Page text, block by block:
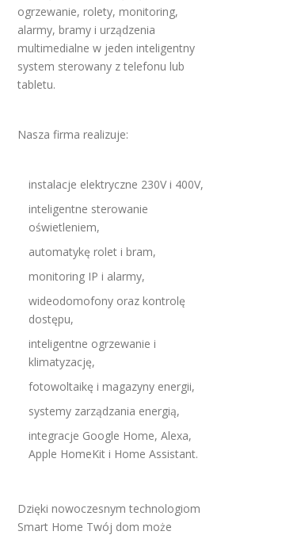
ogrzewanie, rolety, monitoring,
alarmy, bramy i urządzenia
multimedialne w jeden inteligentny
system sterowany z telefonu lub
tabletu.
Nasza firma realizuje:
instalacje elektryczne 230V i 400V,
inteligentne sterowanie
oświetleniem,
automatykę rolet i bram,
monitoring IP i alarmy,
wideodomofony oraz kontrolę
dostępu,
inteligentne ogrzewanie i
klimatyzację,
fotowoltaikę i magazyny energii,
systemy zarządzania energią,
integracje Google Home, Alexa,
Apple HomeKit i Home Assistant.
Dzięki nowoczesnym technologiom
Smart Home Twój dom może